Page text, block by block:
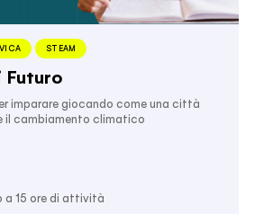
STEAM
Futuro
imparare giocando come una città
il cambiamento climatico
a 15 ore di attività